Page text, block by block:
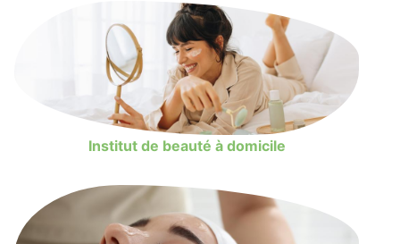
Institut de beauté à domicile